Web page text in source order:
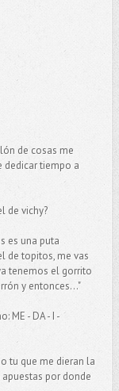
de cosas me
dedicar tiempo a
de vichy?
es una puta
de topitos, me vas
tenemos el gorrito
y entonces..."
ME - DA - I -
tu que me dieran la
por donde